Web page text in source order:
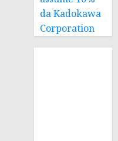
da Kadokawa
Corporation